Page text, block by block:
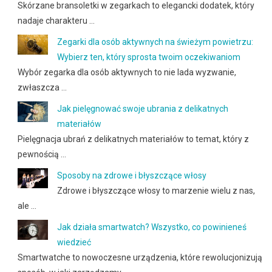
Skórzane bransoletki w zegarkach to elegancki dodatek, który
nadaje charakteru …
Zegarki dla osób aktywnych na świeżym powietrzu:
Wybierz ten, który sprosta twoim oczekiwaniom
Wybór zegarka dla osób aktywnych to nie lada wyzwanie,
zwłaszcza …
Jak pielęgnować swoje ubrania z delikatnych
materiałów
Pielęgnacja ubrań z delikatnych materiałów to temat, który z
pewnością …
Sposoby na zdrowe i błyszczące włosy
Zdrowe i błyszczące włosy to marzenie wielu z nas,
ale …
Jak działa smartwatch? Wszystko, co powinieneś
wiedzieć
Smartwatche to nowoczesne urządzenia, które rewolucjonizują